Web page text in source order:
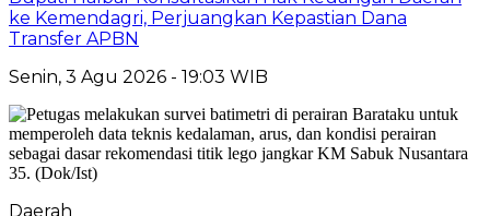
ke Kemendagri, Perjuangkan Kepastian Dana
Transfer APBN
Senin, 3 Agu 2026 - 19:03 WIB
Daerah